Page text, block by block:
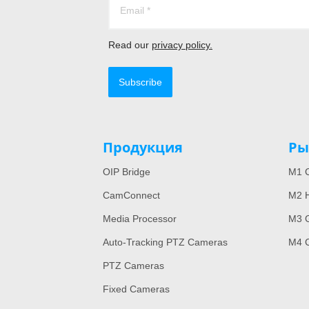
Read our privacy policy.
Subscribe
Продукция
OIP Bridge
CamConnect
Media Processor
Auto-Tracking PTZ Cameras
PTZ Cameras
Fixed Cameras
M1
M2
M3
M4